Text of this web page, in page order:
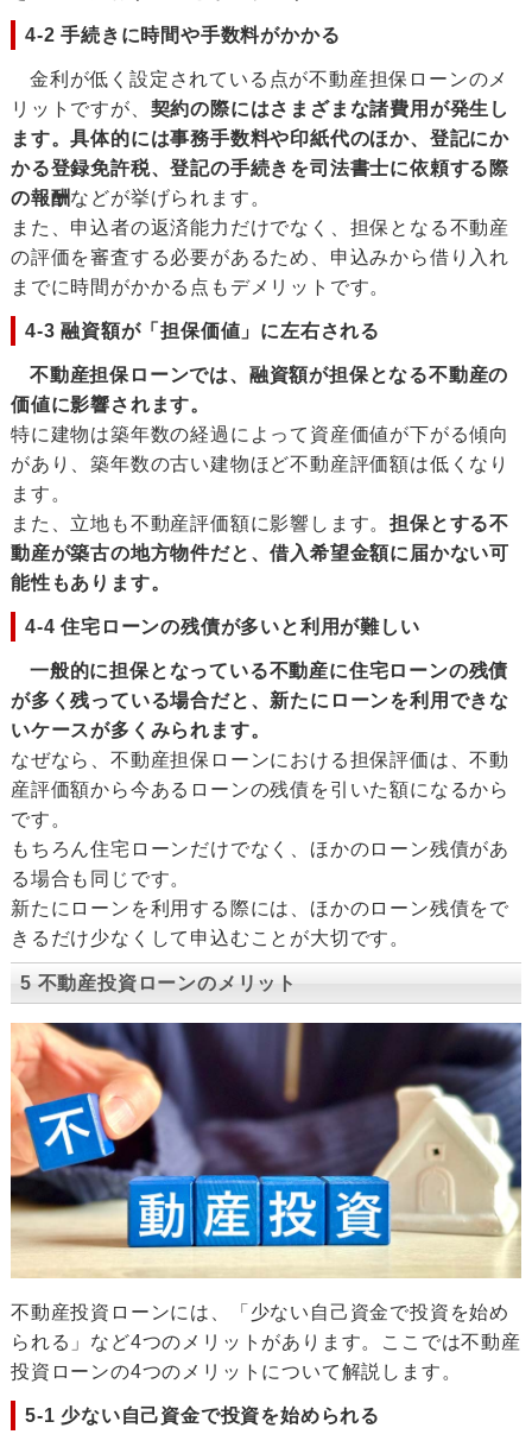
4-2 手続きに時間や手数料がかかる
金利が低く設定されている点が不動産担保ローンのメ
リットですが、 契約の際にはさまざまな諸費用が発生し
ます。具体的には事務手数料や印紙代のほか、登記にか
かる登録免許税、登記の手続きを司法書士に依頼する際
の報酬などが挙げられます。
また、申込者の返済能力だけでなく、担保となる不動産
の評価を審査する必要があるため、申込みから借り入れ
までに時間がかかる点もデメリットです。
4-3 融資額が「担保価値」に左右される
不動産担保ローンでは、融資額が担保となる不動産の
価値に影響されます。
特に建物は築年数の経過によって資産価値が下がる傾向
があり、築年数の古い建物ほど不動産評価額は低くなり
ます。
また、立地も不動産評価額に影響します。担保とする不
動産が築古の地方物件だと、借入希望金額に届かない可
能性もあります。
4-4 住宅ローンの残債が多いと利用が難しい
一般的に担保となっている不動産に住宅ローンの残債
が多く残っている場合だと、新たにローンを利用できな
いケースが多くみられます。
なぜなら、不動産担保ローンにおける担保評価は、不動
産評価額から今あるローンの残債を引いた額になるから
です。
もちろん住宅ローンだけでなく、ほかのローン残債があ
る場合も同じです。
新たにローンを利用する際には、ほかのローン残債をで
きるだけ少なくして申込むことが大切です。
5 不動産投資ローンのメリット
不動産投資ローンには、「少ない自己資金で投資を始め
られる」など4つのメリットがあります。ここでは不動産
投資ローンの4つのメリットについて解説します。
5-1 少ない自己資金で投資を始められる